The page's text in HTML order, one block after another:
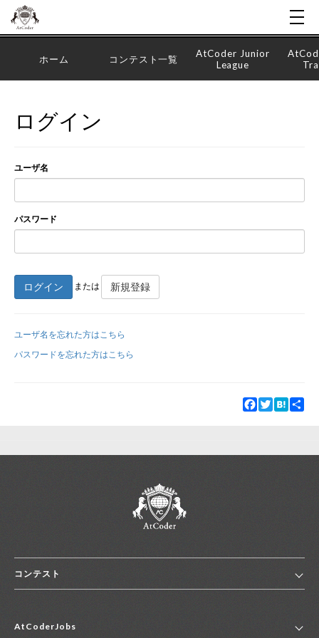
新規登録
ホーム コンテスト一覧
AtCoder Junior
League
ログイン
ユーザ名
パスワード
ログイン または 新規登録
ユーザ名を忘れた方はこちら
パスワードを忘れた方はこちら
Facebook
TwitterHatena
コンテスト
コンテスト一覧
AtCoderJobs